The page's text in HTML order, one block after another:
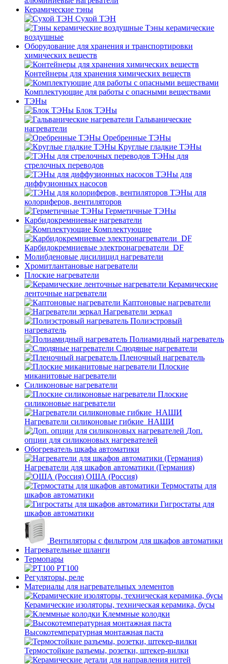
Керамические тэны
Сухой ТЭН
Тэны керамические
воздушные
Оборудование для хранения и транспортировки
химических веществ
Контейнеры для хранения химических веществ
Комплектующие для работы с опасными веществами
ТЭНы
Блок ТЭНы
Гальванические
нагреватели
Оребренные ТЭНы
Круглые гладкие ТЭНы
ТЭНы для
стрелочных переводов
ТЭНы для
диффузионных насосов
ТЭНы для
колориферов, вентиляторов
Герметичные ТЭНы
Карбидокремниевые нагреватели
Комплектующие
Карбидокремниевые электронагреватели_DF
Молибденовые дисилицид нагреватели
Хромитлантановые нагреватели
Плоские нагреватели
Керамические
ленточные нагреватели
Каптоновые нагреватели
Нагреватели зеркал
Полиэстровый
нагреватель
Полиамидный нагреватель
Слюдяные нагреватели
Пленочный нагреватель
Плоские
миканитовые нагреватели
Силиконовые нагреватели
Плоские
силиконовые нагреватели
Нагреватели силиконовые гибкие_НАШИ
Доп.
опции для силиконовых нагревателей
Обогреватель шкафа автоматики
Нагреватели для шкафов автоматики (Германия)
ОША (Россия)
Термостаты для
шкафов автоматики
Гигростаты для
шкафов автоматики
Вентиляторы с фильтром для шкафов автоматики
Нагревательные шланги
Термопары
PT100
Регуляторы, реле
Материалы для нагревательных элементов
Керамические изоляторы, техническая керамика, бусы
Клеммные колодки
Высокотемпературная монтажная паста
Термостойкие разъемы, розетки, штекер-вилки